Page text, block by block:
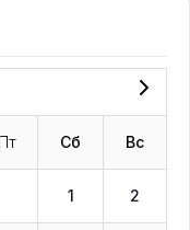
Пт Сб Вс
1 2